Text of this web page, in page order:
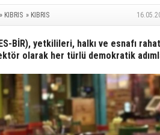
» KIBRIS » KIBRIS
BİR), yetkilileri, halkı ve esnafı
olarak her türlü demokratik